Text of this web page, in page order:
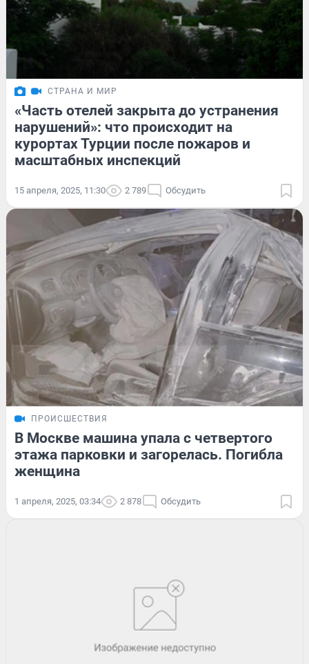
СТРАНА И МИР
«Часть отелей закрыта до устранения
нарушений»: что происходит на
курортах Турции после пожаров и
масштабных инспекций
15 апреля, 2025, 11:30 2 789 Обсудить
ПРОИСШЕСТВИЯ
В Москве машина упала с четвертого
этажа парковки и загорелась. Погибла
женщина
1 апреля, 2025, 03:34 2 878 Обсудить